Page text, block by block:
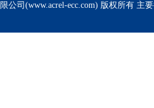
公司(www.acrel-ecc.com) 版权所有 主